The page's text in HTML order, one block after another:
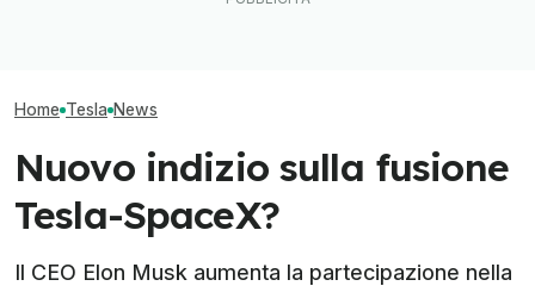
Home Tesla News
Nuovo indizio sulla fusione
Tesla-SpaceX?
Il CEO Elon Musk aumenta la partecipazione nella